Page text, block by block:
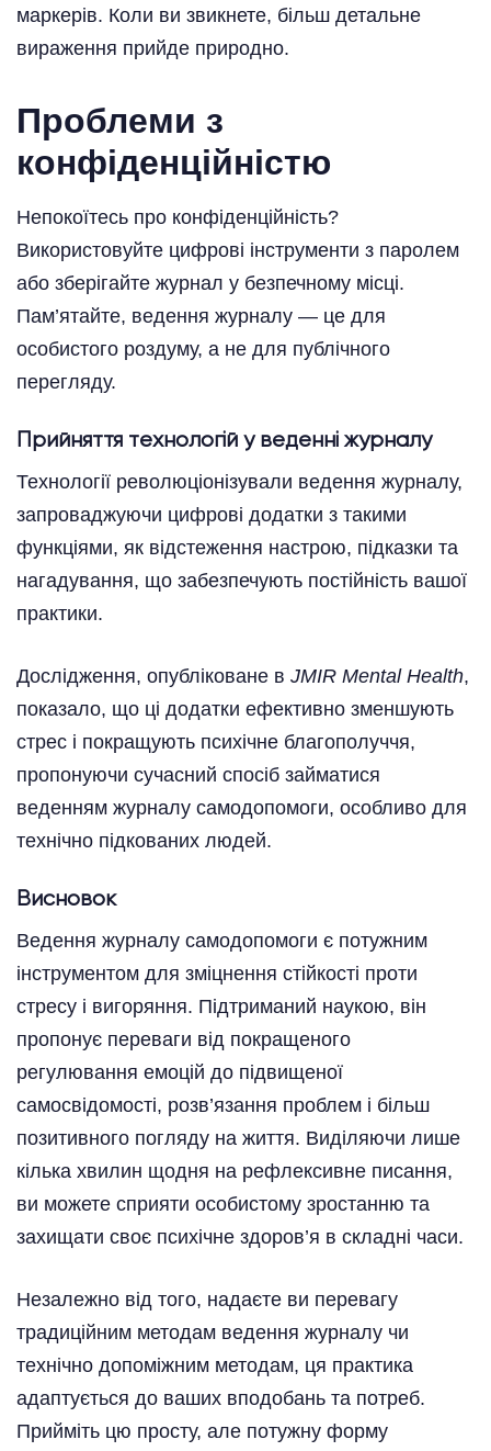
маркерів. Коли ви звикнете, більш детальне
вираження прийде природно.
Проблеми з
конфіденційністю
Непокоїтесь про конфіденційність?
Використовуйте цифрові інструменти з паролем
або зберігайте журнал у безпечному місці.
Пам’ятайте, ведення журналу — це для
особистого роздуму, а не для публічного
перегляду.
Прийняття технологій у веденні журналу
Технології революціонізували ведення журналу,
запроваджуючи цифрові додатки з такими
функціями, як відстеження настрою, підказки та
нагадування, що забезпечують постійність вашої
практики.
Дослідження, опубліковане в JMIR Mental Health,
показало, що ці додатки ефективно зменшують
стрес і покращують психічне благополуччя,
пропонуючи сучасний спосіб займатися
веденням журналу самодопомоги, особливо для
технічно підкованих людей.
Висновок
Ведення журналу самодопомоги є потужним
інструментом для зміцнення стійкості проти
стресу і вигоряння. Підтриманий наукою, він
пропонує переваги від покращеного
регулювання емоцій до підвищеної
самосвідомості, розв’язання проблем і більш
позитивного погляду на життя. Виділяючи лише
кілька хвилин щодня на рефлексивне писання,
ви можете сприяти особистому зростанню та
захищати своє психічне здоров’я в складні часи.
Незалежно від того, надаєте ви перевагу
традиційним методам ведення журналу чи
технічно допоміжним методам, ця практика
адаптується до ваших вподобань та потреб.
Прийміть цю просту, але потужну форму